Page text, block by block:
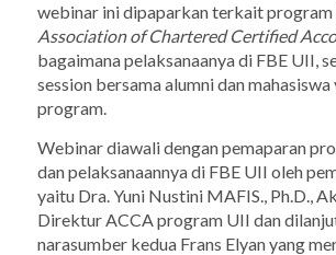
webinar ini dipaparkan terkait program
Association of Chartered Certified
bagaimana pelaksanaanya di FBE UII,
sessionbersama alumni dan
program.
Webinar diawali dengan pemaparan
dan pelaksanaannya di FBE UII oleh
yaitu Dra. Yuni Nustini MAFIS., Ph.D.,
Direktur ACCA program UII dan
narasumber kedua Frans Elyan yang